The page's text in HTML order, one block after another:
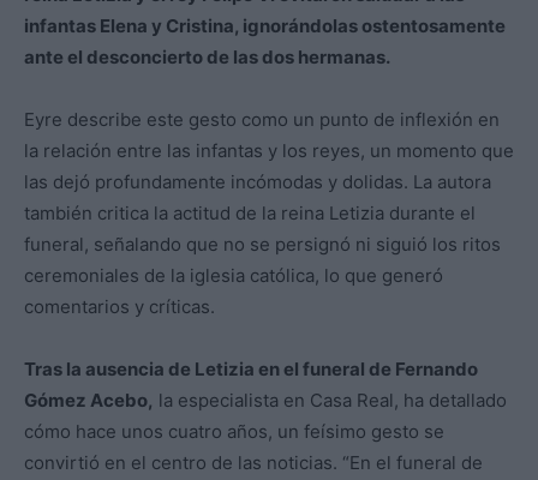
infantas Elena y Cristina, ignorándolas ostentosamente
ante el desconcierto de las dos hermanas.
Eyre describe este gesto como un punto de inflexión en
la relación entre las infantas y los reyes, un momento que
las dejó profundamente incómodas y dolidas. La autora
también critica la actitud de la reina Letizia durante el
funeral, señalando que no se persignó ni siguió los ritos
ceremoniales de la iglesia católica, lo que generó
comentarios y críticas.
Tras la ausencia de Letizia en el funeral de Fernando
Gómez Acebo, la especialista en Casa Real, ha detallado
cómo hace unos cuatro años, un feísimo gesto se
convirtió en el centro de las noticias. “En el funeral de